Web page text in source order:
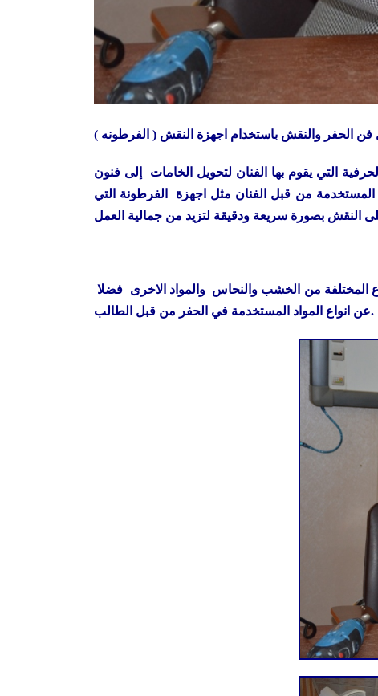
فن الحفر والنقش باستخدام اجهزة النقش ( الفرطونه )
التي يقوم بها الفنان لتحويل الخامات إلى فنون
من قبل الفنان مثل اجهزة الفرطونة التي
وتضمنت الورشة التي حضرها عدد من اساتذة و طلبة الكلية محاور عدة من اهمها تطبيق واقعي لطرق الحفر على الانواع المختلفة من الخشب والنحاس والمواد الاخرى فضلا
عن انواع المواد المستخدمة في الحفر من قبل الطالب.